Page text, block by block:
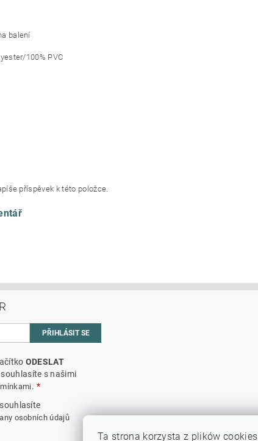
balení
100% PVC
příspěvek k této položce.
ODESLAT
s našimi
.
osobních údajů
Ta strona korzysta z plików